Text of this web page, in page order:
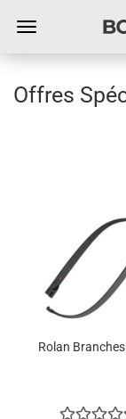
Offres
Rolan Branches